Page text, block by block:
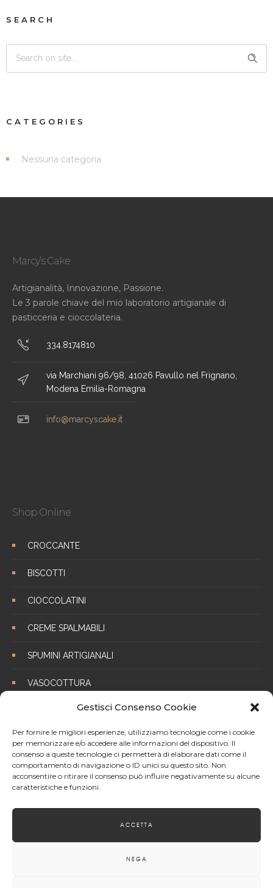
Gestisci Consenso Cookie
Per fornire le migliori esperienze, utilizziamo tecnologie come i cookie
per memorizzare e/o accedere alle informazioni del dispositivo. Il
consenso a queste tecnologie ci permetterà di elaborare dati come il
comportamento di navigazione o ID unici su questo sito. Non
acconsentire o ritirare il consenso può influire negativamente su alcune
caratteristiche e funzioni.
ACCETTA
NEGA
SEARCH
CATEGORIES
Nessuna categoria
Marcy’s Cake
Artigianalità, Innovazione, Passione.
Le 3 parole chiave del mio laboratorio artigianale di
pasticceria e cioccolateria.
334.8174810
via Marchiani 96/98, 41026 Pavullo nel Frignano,
Modena Emilia-Romagna
info@marcyscake.it
Shop Online
CROCCANTE
BISCOTTI
CIOCCOLATINI
CREME SPALMABILI
SPUMINI ARTIGIANALI
VASOCOTTURA
COLOMBAULETTO